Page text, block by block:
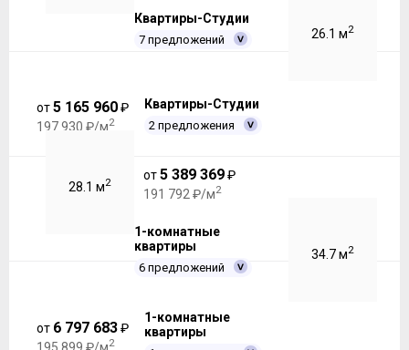
Квартиры-Студии
7 предложений 26.1 м2
от5 165 960₽
197 930 ₽/м2
Квартиры-Студии
2 предложения
28.1 м2
от5 389 369₽
191 792 ₽/м2
1-комнатные
квартиры
6 предложений
34.7 м2
от 6 797 683₽
195 899 ₽/м2
1-комнатные
квартиры